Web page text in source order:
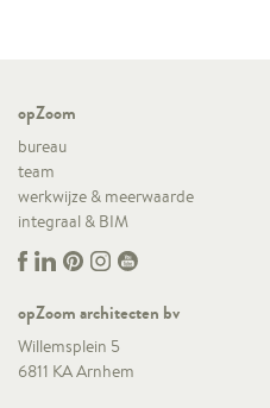
opZoom
bureau
team
werkwijze & meerwaarde
integraal & BIM
opZoom architecten bv
Willemsplein 5
6811 KA Arnhem